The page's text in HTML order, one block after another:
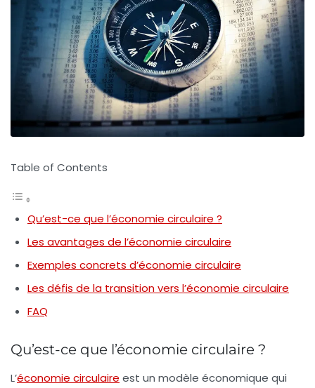
Table of Contents
Qu’est-ce que l’économie circulaire ?
Les avantages de l’économie circulaire
Exemples concrets d’économie circulaire
Les défis de la transition vers l’économie circulaire
FAQ
Qu’est-ce que l’économie circulaire ?
L’économie circulaire est un modèle économique qui